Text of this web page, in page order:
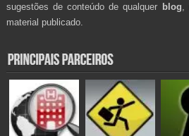
sugestões de conteúdo de qualquer blog
material publicado.